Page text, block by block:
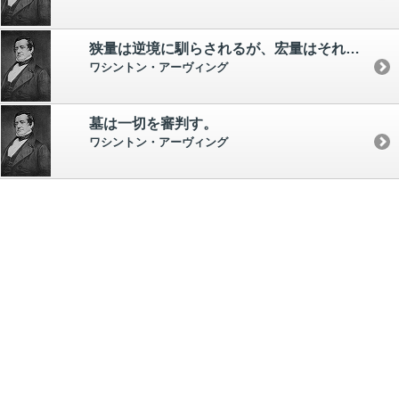
狭量は逆境に馴らされるが、宏量はそれに打ち克つ。
ワシントン・アーヴィング
墓は一切を審判す。
ワシントン・アーヴィング